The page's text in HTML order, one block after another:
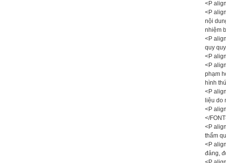
<P
<P
nội
nhiệm
<P
quy
<P
<P
phạm
hình
<P
liệu do
<P
</
<P
thẩm
<P
đảng,